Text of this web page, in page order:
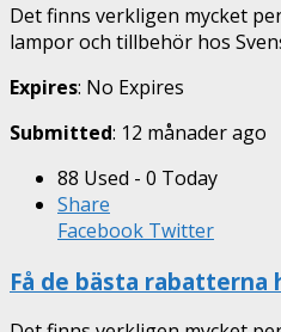
Det finns verkligen mycket
lampor och tillbehör hos
Expires: No Expires
Submitted: 12 månader ago
88 Used - 0 Today
Share
Facebook Twitter
Få de bästa rabatterna